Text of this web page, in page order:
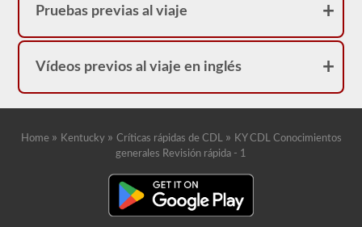
Pruebas previas al viaje
Vídeos previos al viaje en inglés
Home » Kentucky » Críticas rápidas de CDL » KY CDL Conocimientos
generales Revisión rápida - 1